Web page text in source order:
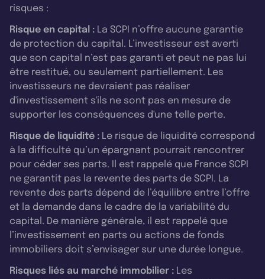
risques :
Risque en capital : La SCPI n’offre aucune garantie
de protection du capital. L’investisseur est averti
que son capital n’est pas garanti et peut ne pas lui
être restitué, ou seulement partiellement. Les
investisseurs ne devraient pas réaliser
d'investissement s'ils ne sont pas en mesure de
supporter les conséquences d'une telle perte.
Risque de liquidité : Le risque de liquidité correspond
à la difficulté qu’un épargnant pourrait rencontrer
pour céder ses parts. Il est rappelé que France SCPI
ne garantit pas la revente des parts de SCPI. La
revente des parts dépend de l’équilibre entre l’offre
et la demande dans le cadre de la variabilité du
capital. De manière générale, il est rappelé que
l’investissement en parts ou actions de fonds
immobiliers doit s’envisager sur une durée longue.
Risques liés au marché immobilier : Les